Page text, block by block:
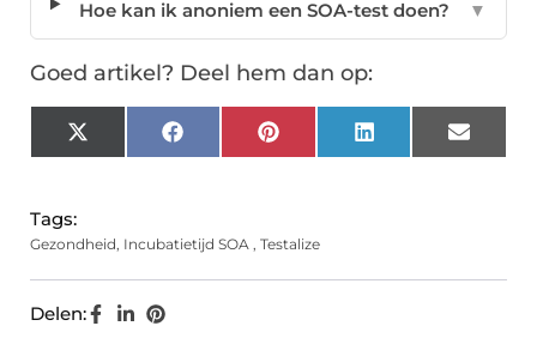
Hoe kan ik anoniem een SOA-test doen? ▼
Goed artikel? Deel hem dan op:
X
(Twitter)
FacebookPinterest LinkedIn Email
Tags:
Gezondheid, Incubatietijd SOA , Testalize
Delen: